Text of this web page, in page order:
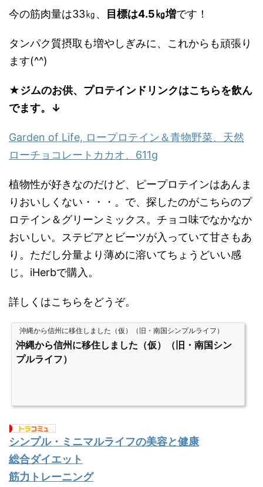
今の筋肉量は33㎏、 目標は4.5㎏増です！
タンパク質摂取も増やしぎみに、これからも頑張り
ます(^^)
★ジムのお供、プロテインドリンクはこちらを飲ん
でます。↓
Garden of Life, ロープロテイン＆青物野菜、天然
ローチョコレートカカオ、611g
植物性が好きなのだけど、ピープロテインはあんま
りおいしくない・・・。で、探したのがこちらのプ
ロテイン＆グリーンミックス。チョコ味でなかなか
おいしい。ステビアとビーツが入っていて甘さもあ
り。ただし分量より薄めに溶いてちょうどいい感
じ。iHerbで購入。
詳しくはこちらをどうぞ。
沖縄から信州に移住しました（仮）（旧・南国シンプルライフ）
沖縄から信州に移住しました（仮）（旧・南国シン
プルライフ）
シンプル・ミニマルライフの美容と健康
総合ダイエット
筋力トレーニング